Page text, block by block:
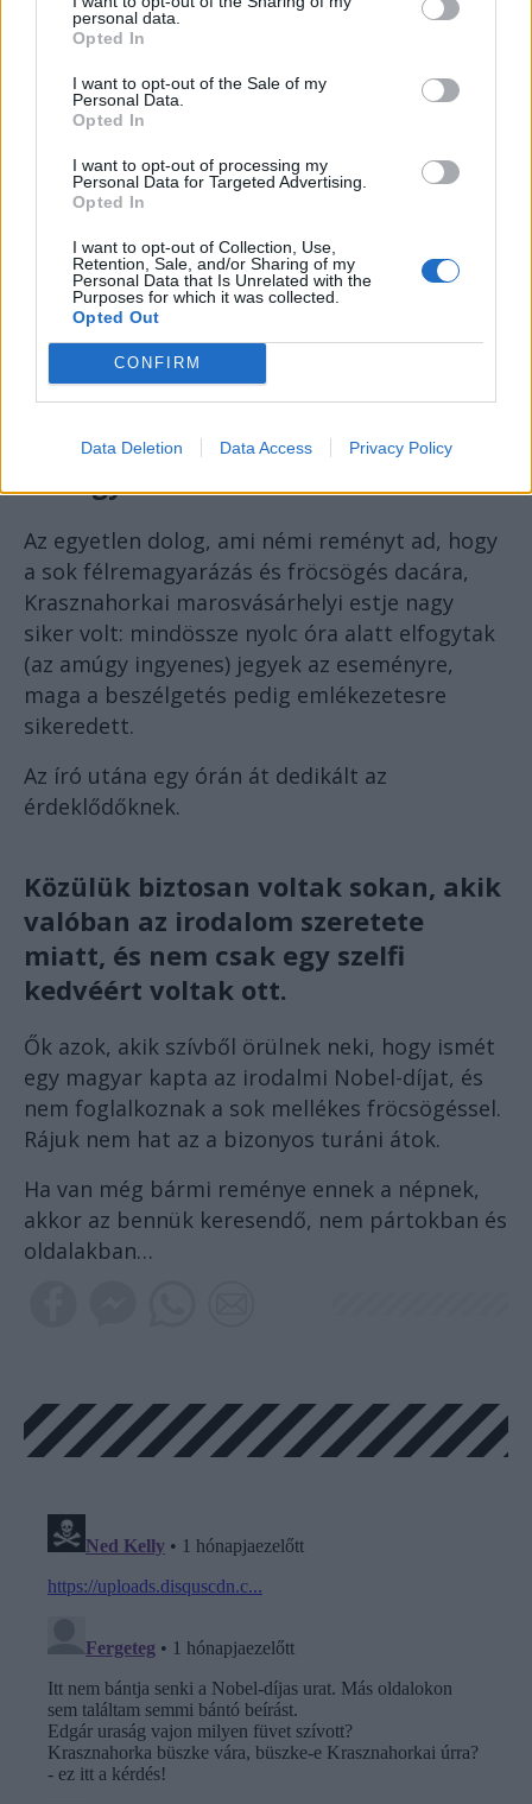
personal data.
Opted In
I want to opt-out of the Sale of my
Personal Data.
Opted In
I want to opt-out of processing my
Personal Data for Targeted Advertising.
Opted In
I want to opt-out of Collection, Use,
Retention, Sale, and/or Sharing of my
Personal Data that Is Unrelated with the
Purposes for which it was collected.
Opted Out
CONFIRM
Data Deletion Data Access Privacy Policy
elfordulás a mindent félremagyarázó, dühtől,
gyűlölettől fröcsögő véleményterroristáktól –
csak felhasználja az aktuális témát – jelen
esetben egy Nobel-díjas író kiforgatott szavait
– a saját érdekei mentén.
Azok, akik nem olvasták ugyan az életművet
(persze tisztelet a kivételnek), de ott
tolonganak a kommentekben az írót hamisan
magasztalók sorában, csak azért, hogy
műveltségük hamis látszatát keltsék,
akik zsigerből gyűlölik a vak
hazafiságból gyűlölködőket, azok is
csak gyűlölködők maradnak.
Az egyetlen dolog, ami némi reményt ad, hogy
a sok félremagyarázás és fröcsögés dacára,
Krasznahorkai marosvásárhelyi estje nagy
siker volt: mindössze nyolc óra alatt elfogytak
(az amúgy ingyenes) jegyek az eseményre,
maga a beszélgetés pedig emlékezetesre
sikeredett.
Az író utána egy órán át dedikált az
érdeklődőknek.
Közülük biztosan voltak sokan, akik
valóban az irodalom szeretete
miatt, és nem csak egy szelfi
kedvéért voltak ott.
Ők azok, akik szívből örülnek neki, hogy ismét
egy magyar kapta az irodalmi Nobel-díjat, és
nem foglalkoznak a sok mellékes fröcsögéssel.
Rájuk nem hat az a bizonyos turáni átok.
Ha van még bármi reménye ennek a népnek,
akkor az bennük keresendő, nem pártokban és
oldalakban…